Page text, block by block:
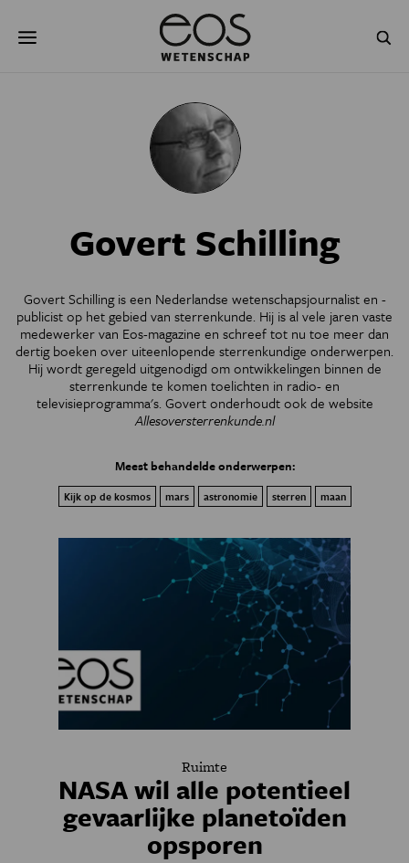
naar
NATUURWETENSCHAPPEN
PSYCHE & BREIN BLOGS
JONGE UITDAGERS
Govert Schilling
Govert Schilling is een Nederlandse wetenschapsjournalist en -
publicist op het gebied van sterrenkunde. Hij is al vele jaren vaste
medewerker van Eos-magazine en schreef tot nu toe meer dan
dertig boeken over uiteenlopende sterrenkundige onderwerpen.
Hij wordt geregeld uitgenodigd om ontwikkelingen binnen de
sterrenkunde te komen toelichten in radio- en
televisieprogramma's. Govert onderhoudt ook de website
Allesoversterrenkunde.nl
Meest behandelde onderwerpen:
Kijk op de kosmos mars astronomie sterren maan
Ruimte
NASA wil alle potentieel
gevaarlijke planetoïden
opsporen